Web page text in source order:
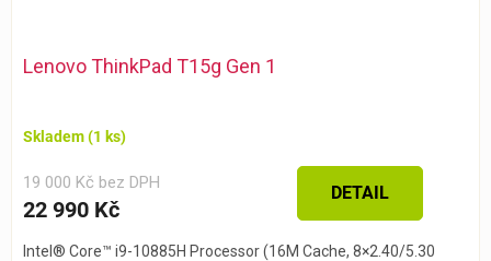
Lenovo ThinkPad T15g Gen 1
Skladem(1 ks)
19 000 Kč bez DPH
22 990 Kč
DETAIL
Intel® Core™ i9-10885H Processor (16M Cache, 8×2.40/5.30